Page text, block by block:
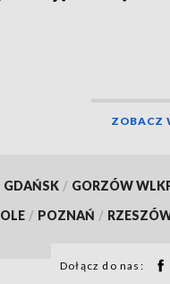
ZOBACZ
GDAŃSK / GORZÓW
/ POZNAŃ /
Dołącz do nas: